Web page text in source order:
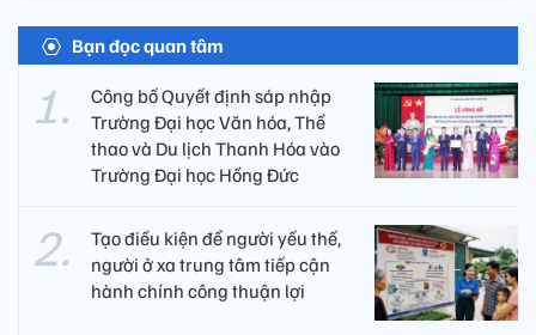
Bạn đọc quan tâm
Công bố Quyết định sáp nhập
Trường Đại học Văn hóa, Thể
thao và Du lịch Thanh Hóa vào
Trường Đại học Hồng Đức
Tạo điều kiện để người yếu thế,
người ở xa trung tâm tiếp cận
hành chính công thuận lợi